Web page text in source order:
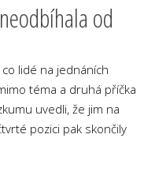
od
lidé na jednáních
téma a druhá příčka
uvedli, že jim na
pozici pak skončily